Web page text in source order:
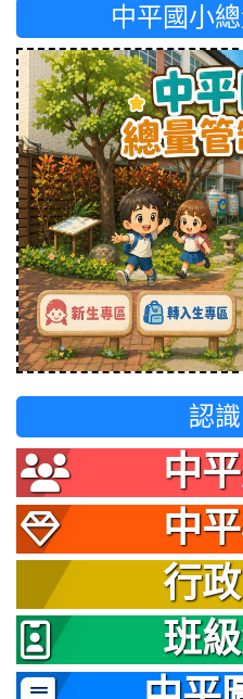
中平國小
認
中
中
行
班